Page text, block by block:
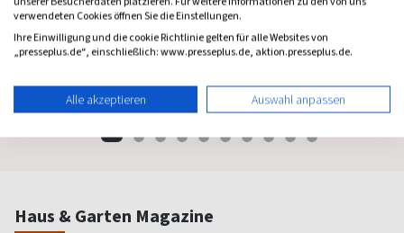
Psychologie Heute
Psychologie fürs Leben
(monatlich)
Flow
Bewußt leben und erleben
(8 x pro Jahr) 4,63
Haus & Garten Magazine
verwendeten Cookies öffnen Sie die Einstellungen.
Ihre Einwilligung und die cookie Richtlinie gelten für alle Websites von
„presseplus.de“, einschließlich: www.presseplus.de, aktion.presseplus.de.
Alle akzeptieren Auswahl anpassen